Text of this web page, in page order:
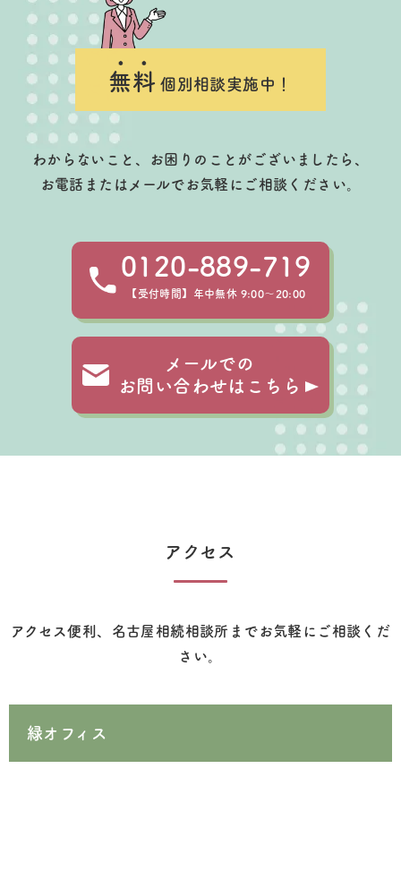
無料 個別相談実施中！
わからないこと、お困りのことがございましたら、
お電話またはメールでお気軽にご相談ください。
0120-889-719
【受付時間】年中無休 9:00～20:00
メールでの
お問い合わせはこちら
アクセス
アクセス便利、名古屋相続相談所までお気軽にご相談くだ
さい。
緑オフィス